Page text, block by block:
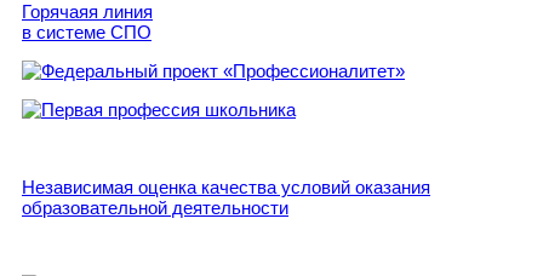
Горячаяя линия
в системе СПО
Независимая оценка качества условий оказания
образовательной деятельности